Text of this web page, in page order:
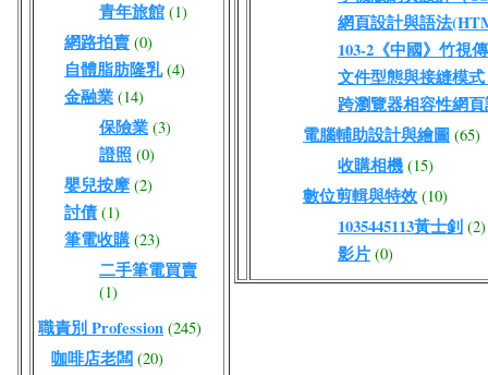
青年旅館 (1)
網路拍賣 (0)
自體脂肪隆乳 (4)
金融業 (14)
保險業 (3)
證照 (0)
嬰兒按摩 (2)
討債 (1)
筆電收購 (23)
二手筆電買賣
(1)
職責別 Profession (245)
咖啡店老闆 (20)
網頁設計與語法
103-2《中國》竹視
文件型態與接縫模
跨瀏覽器相容性網
電腦輔助設計與繪圖 (65)
收購相機 (15)
數位剪輯與特效 (10)
1035445113黃士釗 (2)
影片 (0)